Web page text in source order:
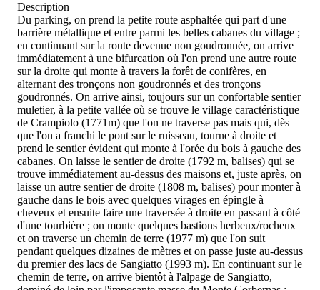
Description
Du parking, on prend la petite route asphaltée qui part d'une
barrière métallique et entre parmi les belles cabanes du village ;
en continuant sur la route devenue non goudronnée, on arrive
immédiatement à une bifurcation où l'on prend une autre route
sur la droite qui monte à travers la forêt de conifères, en
alternant des tronçons non goudronnés et des tronçons
goudronnés. On arrive ainsi, toujours sur un confortable sentier
muletier, à la petite vallée où se trouve le village caractéristique
de Crampiolo (1771m) que l'on ne traverse pas mais qui, dès
que l'on a franchi le pont sur le ruisseau, tourne à droite et
prend le sentier évident qui monte à l'orée du bois à gauche des
cabanes. On laisse le sentier de droite (1792 m, balises) qui se
trouve immédiatement au-dessus des maisons et, juste après, on
laisse un autre sentier de droite (1808 m, balises) pour monter à
gauche dans le bois avec quelques virages en épingle à
cheveux et ensuite faire une traversée à droite en passant à côté
d'une tourbière ; on monte quelques bastions herbeux/rocheux
et on traverse un chemin de terre (1977 m) que l'on suit
pendant quelques dizaines de mètres et on passe juste au-dessus
du premier des lacs de Sangiatto (1993 m). En continuant sur le
chemin de terre, on arrive bientôt à l'alpage de Sangiatto,